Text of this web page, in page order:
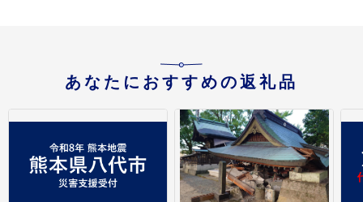
あなたにおすすめの返礼品